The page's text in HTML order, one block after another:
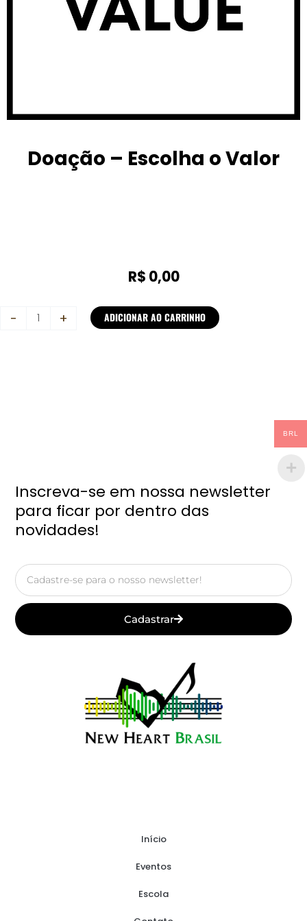
Doação – Escolha o Valor
R$ 0,00
-
Doação
+ ADICIONAR AO CARRINHO
Inscreva-se em nossa newsletter
para ficar por dentro das
novidades!
Email
Cadastrar
Início
Eventos
Escola
BRL